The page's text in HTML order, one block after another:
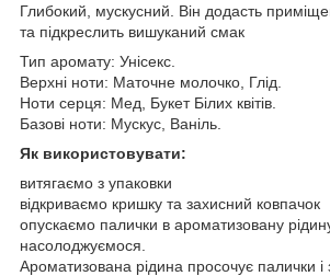
Глибокий, мускусний. Він додасть
та підкреслить вишуканий смак
Тип аромату: Унісекс.
Верхні ноти: Маточне молочко, Глід.
Ноти серця: Мед, Букет Білих квітів.
Базові ноти: Мускус, Ваніль.
Як використовувати:
витягаємо з упаковки
відкриваємо кришку та захисний ковпачок
опускаємо палички в ароматизовану
насолоджуємося.
Ароматизована рідина просочує палички і